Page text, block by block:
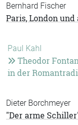
Bernhard Fischer
Paris, London
Paul Kahl
Theodor
in der
Dieter Borchmeyer
"Der arme